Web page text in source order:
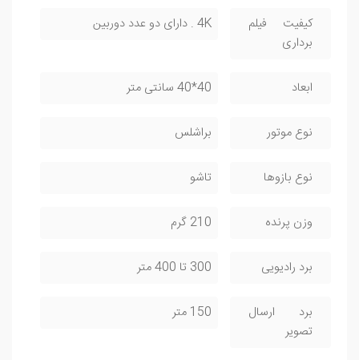
کیفیت فیلم
برداری
4K . دارای دو عدد دوربین
ابعاد 40*40 سانتی متر
نوع موتور براشلس
نوع بازوها تاشو
وزن پرنده 210 گرم
برد رادیویی 300 تا 400 متر
برد ارسال
تصویر
150 متر